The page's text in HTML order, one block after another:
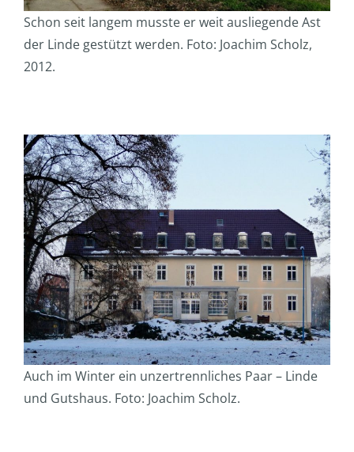
Schon seit langem musste er weit ausliegende Ast
der Linde gestützt werden. Foto: Joachim Scholz,
2012.
Auch im Winter ein unzertrennliches Paar – Linde
und Gutshaus. Foto: Joachim Scholz.